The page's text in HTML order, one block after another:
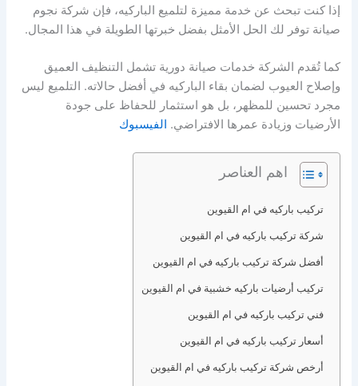
إذا كنت تبحث عن خدمة مميزة لتلميع الباركيه، فإن شركة نجوم
صيانة توفر لك الحل الأمثل بفضل خبرتها الطويلة في هذا المجال.
كما تُقدم الشركة خدمات صيانة دورية تشمل التنظيف العميق
وإصلاح العيوب لضمان بقاء الباركيه في أفضل حالاته. التلميع ليس
مجرد تحسين للمظهر، بل هو استثمار للحفاظ على جودة
الأرضيات وزيادة عمرها الافتراضي. الفيسبوك
اهم العناصر
تركيب باركيه في ام القيوين
شركة تركيب باركيه في ام القيوين
أفضل شركة تركيب باركيه في ام القيوين
تركيب أرضيات باركيه خشبية في ام القيوين
فني تركيب باركيه في ام القيوين
أسعار تركيب باركيه في ام القيوين
أرخص شركة تركيب باركيه في ام القيوين